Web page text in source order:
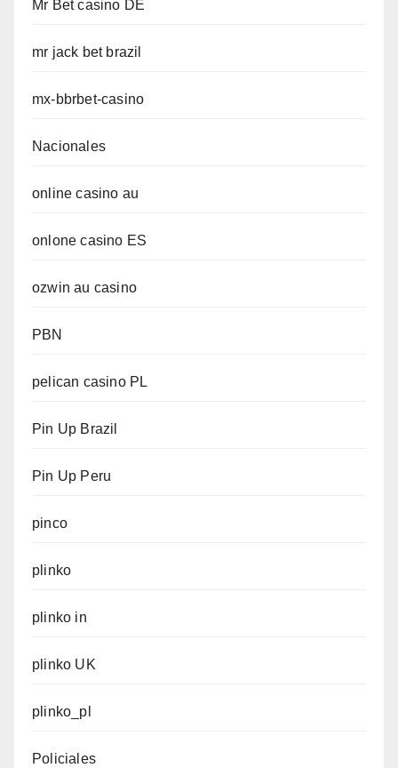
Mr Bet casino DE
mr jack bet brazil
mx-bbrbet-casino
Nacionales
online casino au
onlone casino ES
ozwin au casino
PBN
pelican casino PL
Pin Up Brazil
Pin Up Peru
pinco
plinko
plinko in
plinko UK
plinko_pl
Policiales